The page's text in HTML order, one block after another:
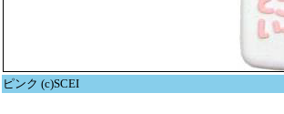
ピンク (c)SCEI